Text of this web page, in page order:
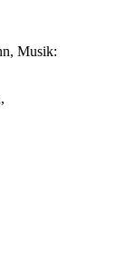
Musik: